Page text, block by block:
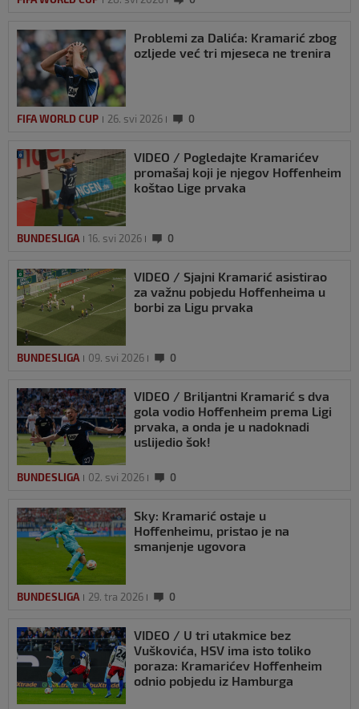
Problemi za Dalića: Kramarić zbog
ozljede već tri mjeseca ne trenira
FIFA WORLD CUP 26. svi 2026 0
VIDEO / Pogledajte Kramarićev
promašaj koji je njegov Hoffenheim
koštao Lige prvaka
BUNDESLIGA 16. svi 2026 0
VIDEO / Sjajni Kramarić asistirao
za važnu pobjedu Hoffenheima u
borbi za Ligu prvaka
BUNDESLIGA 09. svi 2026 0
VIDEO / Briljantni Kramarić s dva
gola vodio Hoffenheim prema Ligi
prvaka, a onda je u nadoknadi
uslijedio šok!
BUNDESLIGA 02. svi 2026 0
Sky: Kramarić ostaje u
Hoffenheimu, pristao je na
smanjenje ugovora
BUNDESLIGA 29. tra 2026 0
VIDEO / U tri utakmice bez
Vuškovića, HSV ima isto toliko
poraza: Kramarićev Hoffenheim
odnio pobjedu iz Hamburga